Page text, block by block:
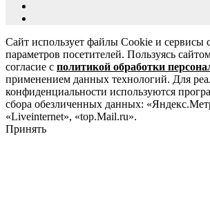
Сайт использует файлы Cookie и сервисы
параметров посетителей. Пользуясь
согласие с политикой обработки
применением данных технологий. Для
конфиденциальности используются
сбора обезличенных данных:
«Liveinternet», «top.Mail.ru».
Принять